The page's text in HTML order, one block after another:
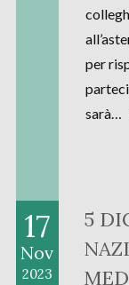
per
sarà…
5
17
Nov
2023